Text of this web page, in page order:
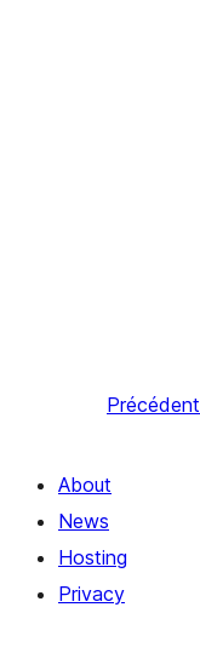
Précédent
About
News
Hosting
Privacy